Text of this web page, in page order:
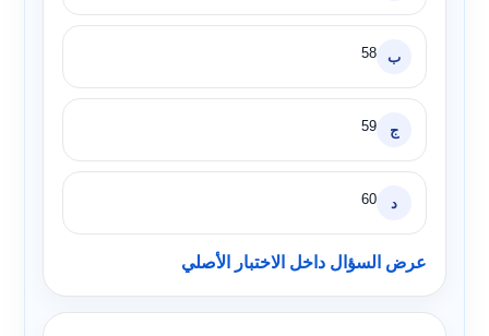
ب 58
ج 59
د 60
عرض السؤال داخل الاختبار الأصلي